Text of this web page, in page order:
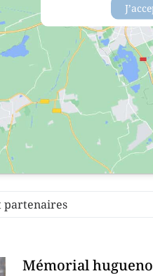
Mémorial